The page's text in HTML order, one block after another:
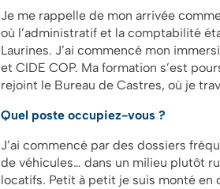
Je me rappelle de mon arrivée
où l’administratif et la comptabilité
Laurines. J’ai commencé mon
et CIDE COP. Ma formation s’est
rejoint le Bureau de Castres, où je
Quel poste occupiez-vous ?
J’ai commencé par des dossiers
de véhicules… dans un milieu plutôt
locatifs. Petit à petit je suis monté